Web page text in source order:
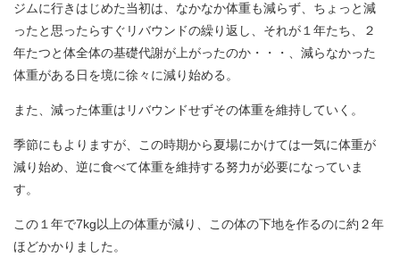
ジムに行きはじめた当初は、なかなか体重も減らず、ちょっと減
ったと思ったらすぐリバウンドの繰り返し、それが１年たち、２
年たつと体全体の基礎代謝が上がったのか・・・、減らなかった
体重がある日を境に徐々に減り始める。
また、減った体重はリバウンドせずその体重を維持していく。
季節にもよりますが、この時期から夏場にかけては一気に体重が
減り始め、逆に食べて体重を維持する努力が必要になっていま
す。
この１年で7kg以上の体重が減り、この体の下地を作るのに約２年
ほどかかりました。